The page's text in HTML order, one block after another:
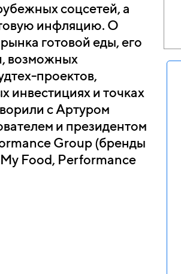
соцсетей, а
инфляцию. О
готовой еды, его
возможных
проектов,
инвестициях и точках
с Артуром
и президентом
Group (бренды
Food, Performance